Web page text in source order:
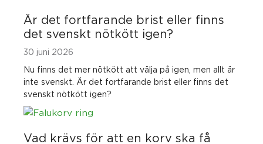
Är det fortfarande brist eller finns
det svenskt nötkött igen?
30 juni 2026
Nu finns det mer nötkött att välja på igen, men allt är
inte svenskt. Är det fortfarande brist eller finns det
svenskt nötkött igen?
Vad krävs för att en korv ska få